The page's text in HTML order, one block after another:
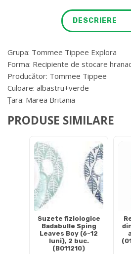
DESCRIERE
Grupa: Tommee Tippee Explora
Forma: Recipiente de stocare
Producător: Tommee Tippee
Culoare: albastru+verde
Țara: Marea Britania
PRODUSE SIMILARE
Suzete fiziologice
Badabulle Sping
Leaves Boy (6-12
luni), 2 buc.
(B011210)